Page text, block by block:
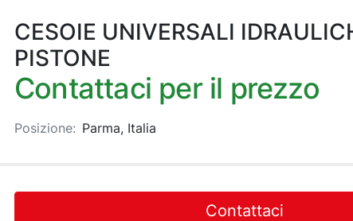
CESOIE UNIVERSALI
PISTONE
Contattaci per il prezzo
Posizione: Parma, Italia
Contattaci